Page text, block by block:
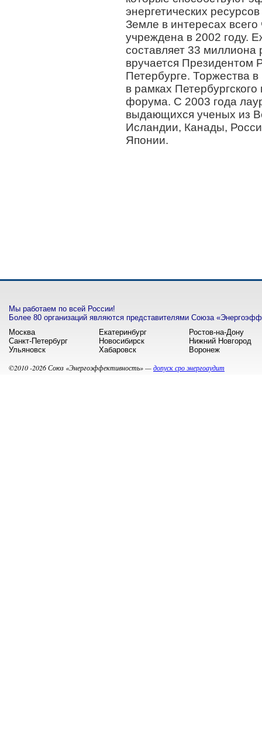
энергетических
Земле в интересах
учреждена в 2002 году.
составляет 33
вручается Президентом
Петербурге. Торжества
в рамках
форума. С 2003 года
выдающихся ученых из
Исландии, Канады,
Японии.
Мы работаем по всей России!
Более 80 организаций являются представителями Союза
Москва
Екатеринбург
Ростов-на-Дону
Санкт-Петербург
Новосибирск
Нижний Новгород
Ульяновск
Хабаровск Воронеж
©2010 -2026 Союз «Энергоэффективность» —допуск сро энергоаудит